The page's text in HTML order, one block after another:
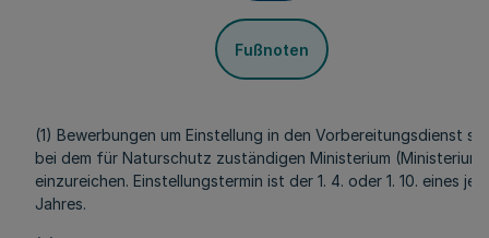
Fußnoten
(1) Bewerbungen um Einstellung in den Vorbereitungsdienst
bei dem für Naturschutz zuständigen Ministerium (Ministerium)
einzureichen. Einstellungstermin ist der 1. 4. oder 1. 10. eines
Jahres.